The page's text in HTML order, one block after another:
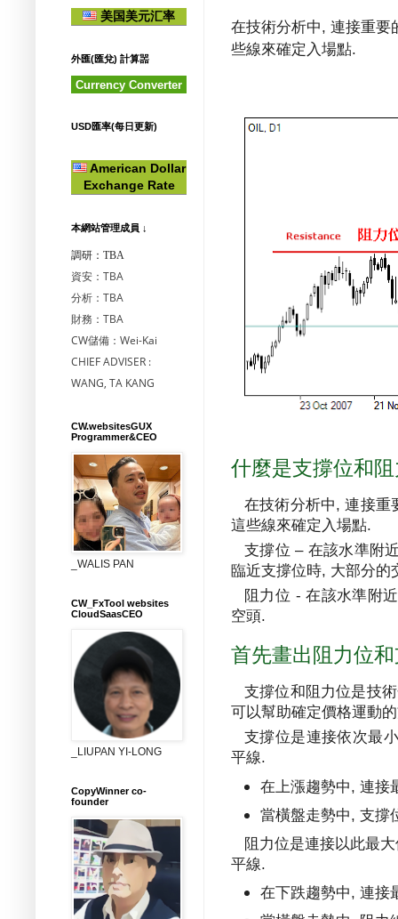
在技術分析中, 連接重要
些線來確定入場點.
什麼是支撐位和
在技術分析中,連接重
這些線來確定入場點.
支撐位 – 在該水準附
臨近支撐位時, 大部分的
阻力位 -在該水準附近
空頭.
首先畫出阻力位
支撐位和阻力位是技
可以幫助確定價格運動
支撐位是連接依次最
平線.
在上漲趨勢中, 連接
當橫盤走勢中, 支撐
阻力位是連接以此最
平線.
在下跌趨勢中, 連接
美国美元汇率
外匯(匯兌) 計算噐
Currency Converter
USD匯率(每日更新)
American Dollar
Exchange Rate
本網站管理成員 ↓
調研：TBA
資安：TBA
分析：TBA
財務：TBA
CW儲備：Wei-Kai
CHIEF ADVISER :
WANG, TA KANG
CW.websitesGUX
Programmer&CEO
_WALIS PAN
CW_FxTool websites
CloudSaasCEO
_LIUPAN YI-LONG
CopyWinner co-
founder